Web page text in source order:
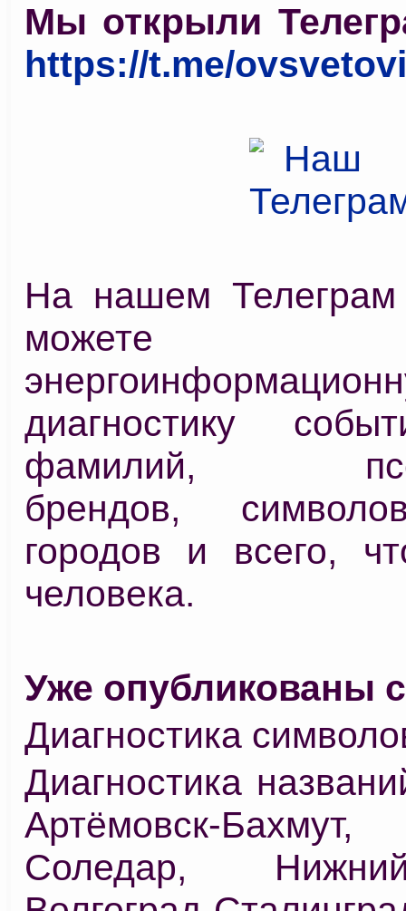
Мы открыли
https://t.me/
На нашем
можете
диагностику
фамилий,
брендов,
городов и всего,
человека.
Уже опубликованы
Диагностика
Диагностика
Артёмовск-Бахмут,
Соледар,